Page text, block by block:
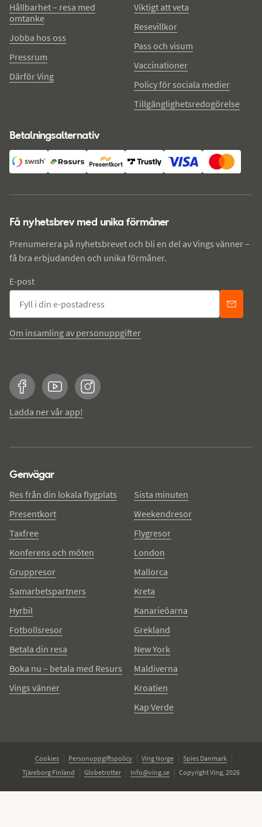
Hållbarhet – resa med
omtanke
Jobba hos oss
Pressrum
Därför Ving
Viktigt att veta
Resevillkor
Pass och visum
Vaccinationer
Policy för sociala medier
Tillgänglighetsredogörelse
Betalningsalternativ
Få nyhetsbrev med unika förmåner
Prenumerera på nyhetsbrevet och bli en del av Vings vänner –
få bra erbjudanden och unika förmåner.
E-post
Om insamling av personuppgifter
FacebookYouTubeInstagram
Ladda ner vår app!
Genvägar
Res från din lokala flygplats
Presentkort
Taxfree
Konferens och möten
Gruppresor
Samarbetspartners
Hyrbil
Fotbollsresor
Betala din resa
Boka nu – betala med Resurs
Vings vänner
Sista minuten
Weekendresor
Flygresor
London
Mallorca
Kreta
Kanarieöarna
Grekland
New York
Maldiverna
Kroatien
Kap Verde
Cookies Personuppgiftspolicy Ving Norge
Spies Danmark
Tjäreborg Finland
Globetrotter info@ving.se Copyright Ving, 2026